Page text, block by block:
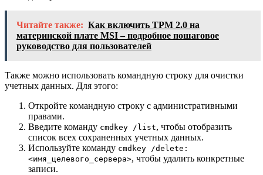
Читайте также: Как включить TPM 2.0 на
материнской плате MSI – подробное пошаговое
руководство для пользователей
Также можно использовать командную строку для очистки
учетных данных. Для этого:
Откройте командную строку с административными
правами.
Введите команду cmdkey /list, чтобы отобразить
список всех сохраненных учетных данных.
Используйте команду cmdkey /delete:
<имя_целевого_сервера>, чтобы удалить конкретные
записи.